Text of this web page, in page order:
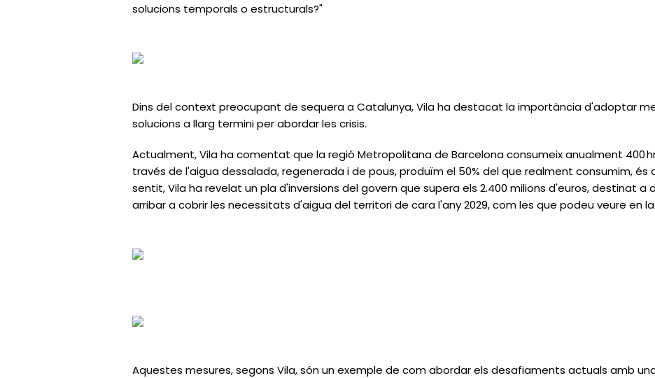
solucions temporals o estructurals?"
Dins del context preocupant de sequera a Catalunya, Vila ha destacat la importància d'adoptar
solucions a llarg termini per abordar les crisis.
Actualment, Vila ha comentat que la regió Metropolitana de Barcelona consumeix anualment 400
través de l'aigua dessalada, regenerada i de pous, produïm el 50% del que realment consumim, és
sentit, Vilaha revelat un pla d'inversions del govern que supera els 2.400 milions d'euros, destinat a
arribar a cobrir les necessitats d'aigua del territori de cara l'any 2029, com les que podeu veure en
Aquestes mesures, segons Vila, són un exemple de com abordar els desafiaments actuals amb